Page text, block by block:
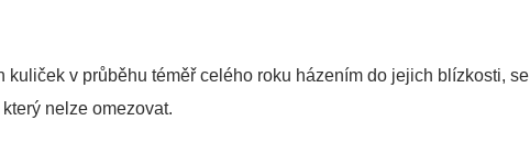
v průběhu téměř celého roku házením do jejich blízkosti, se
nelze omezovat.